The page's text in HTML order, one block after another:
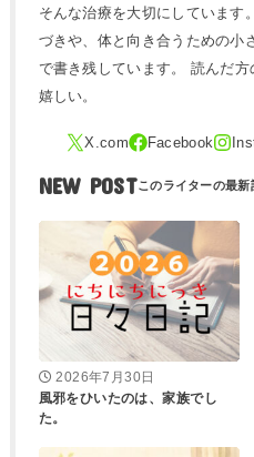
そんな治療を大切にしています
づきや、体と向き合うための小
で書き残しています。 読んだ
嬉しい。
NEW POST
2026年7月30日
風邪をひいたのは、家族でし
た。